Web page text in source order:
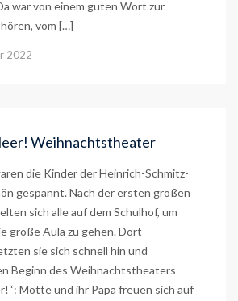
war von einem guten Wort zur
vom […]
2022
Weihnachtstheater
die Kinder der Heinrich-Schmitz-
gespannt. Nach der ersten großen
sich alle auf dem Schulhof, um
große Aula zu gehen. Dort
sie sich schnell hin und
Beginn des Weihnachtstheaters
Motte und ihr Papa freuen sich auf